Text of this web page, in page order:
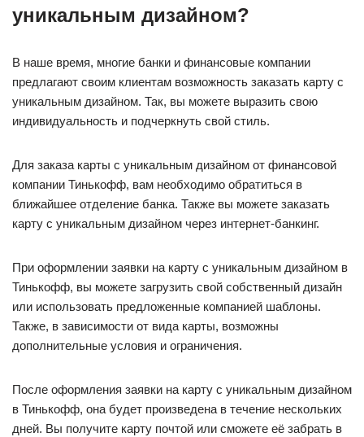
уникальным дизайном?
В наше время, многие банки и финансовые компании
предлагают своим клиентам возможность заказать карту с
уникальным дизайном. Так, вы можете выразить свою
индивидуальность и подчеркнуть свой стиль.
Для заказа карты с уникальным дизайном от финансовой
компании Тинькофф, вам необходимо обратиться в
ближайшее отделение банка. Также вы можете заказать
карту с уникальным дизайном через интернет-банкинг.
При оформлении заявки на карту с уникальным дизайном в
Тинькофф, вы можете загрузить свой собственный дизайн
или использовать предложенные компанией шаблоны.
Также, в зависимости от вида карты, возможны
дополнительные условия и ограничения.
После оформления заявки на карту с уникальным дизайном
в Тинькофф, она будет произведена в течение нескольких
дней. Вы получите карту почтой или сможете её забрать в